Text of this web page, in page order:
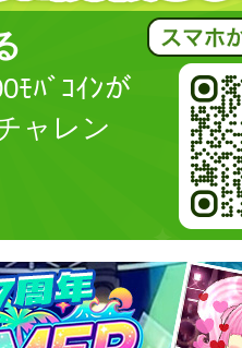
ﾓﾊﾞｺｲﾝが
ャレン